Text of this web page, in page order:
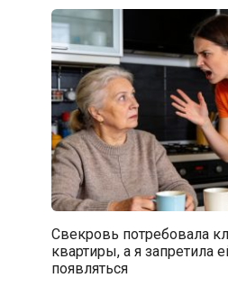
Свекровь потребовала
квартиры, а я запретила
появляться